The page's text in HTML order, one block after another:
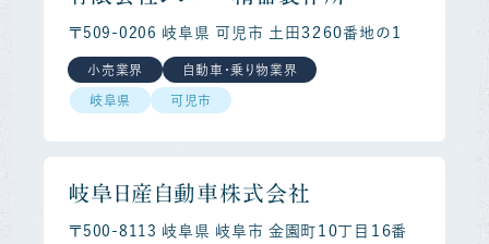
〒509-0206 岐阜県 可児市 土田３２６０番地の１
小売業界 自動車・乗り物業界
岐阜県 可児市
岐阜日産自動車株式会社
〒500-8113 岐阜県 岐阜市 金園町１０丁目１６番